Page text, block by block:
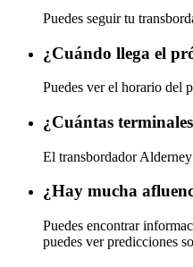
Puedes seguir tu
¿Cuándo llega el
Puedes ver el horario del
¿Cuántas
El transbordador
¿Hay mucha
Puedes encontrar
puedes ver predicciones